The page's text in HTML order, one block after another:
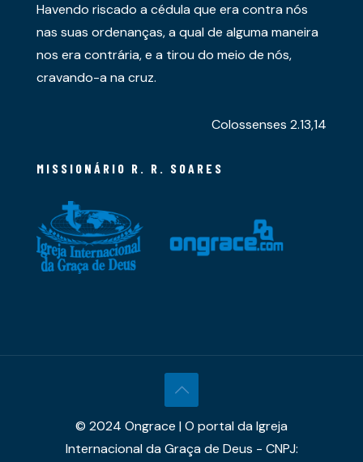
Havendo riscado a cédula que era contra nós
nas suas ordenanças, a qual de alguma maneira
nos era contrária, e a tirou do meio de nós,
cravando-a na cruz.
Colossenses 2.13,14
MISSIONÁRIO R. R. SOARES
© 2024 Ongrace | O portal da Igreja
Internacional da Graça de Deus - CNPJ: